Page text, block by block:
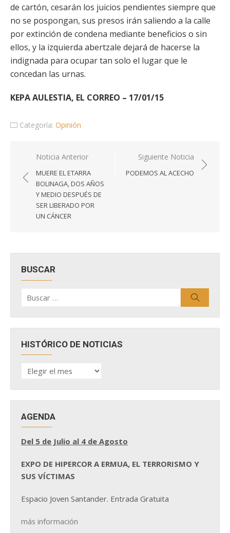
de cartón, cesarán los juicios pendientes siempre que
no se pospongan, sus presos irán saliendo a la calle
por extinción de condena mediante beneficios o sin
ellos, y la izquierda abertzale dejará de hacerse la
indignada para ocupar tan solo el lugar que le
concedan las urnas.
KEPA AULESTIA, EL CORREO – 17/01/15
Categoría: Opinión
Navegación
de
entradas
Noticia Anterior
MUERE EL ETARRA
BOLINAGA, DOS AÑOS
Y MEDIO DESPUÉS DE
SER LIBERADO POR
UN CÁNCER
Siguiente Noticia
PODEMOS AL ACECHO
BUSCAR
por:
HISTÓRICO DE NOTICIAS
HISTÓRICO
DE
AGENDA
Del 5 de Julio al 4 de Agosto
EXPO DE HIPERCOR A ERMUA, EL TERRORISMO Y
SUS VÍCTIMAS
Espacio Joven Santander. Entrada Gratuita
más información